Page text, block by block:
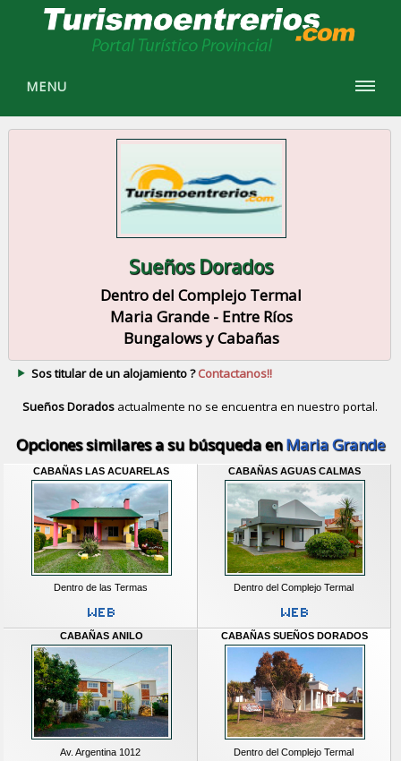
MENU
Sueños Dorados
Dentro del Complejo Termal
Maria Grande - Entre Ríos
Bungalows y Cabañas
Sos titular de un alojamiento ?Contactanos!!
Sueños Dorados actualmente no se encuentra en nuestro portal.
Opciones similares a su búsqueda enMaria Grande
CABAÑAS LAS ACUARELAS
Dentro de las Termas
CABAÑAS AGUAS CALMAS
Dentro del Complejo Termal
CABAÑAS ANILO
Av. Argentina 1012
CABAÑAS SUEÑOS DORADOS
Dentro del Complejo Termal